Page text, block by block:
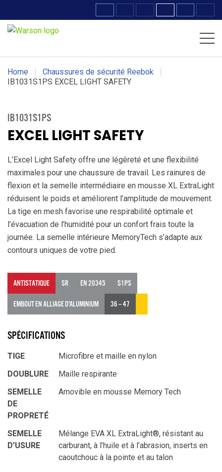
Chaussures DC WORK Crew
Home | Chaussures de sécurité Reebok
|
IB1031S1PS EXCEL LIGHT SAFETY
IB1031S1PS
EXCEL LIGHT SAFETY
L’Excel Light Safety offre une légèreté et une flexibilité
maximales pour une chaussure de travail. Les rainures de
flexion et la semelle intermédiaire en mousse XL ExtraLight
réduisent le poids et améliorent l’amplitude de mouvement.
La tige en mesh favorise une respirabilité optimale et
l’évacuation de l’humidité pour un confort frais toute la
journée. La semelle intérieure MemoryTech s’adapte aux
contours uniques de votre pied.
ANTISTATIQUE SR EN 20345 S1PS
EMBOUT EN ALLIAGE D'ALUMINIUM 36 – 47
SPÉCIFICATIONS
TIGE
Microfibre et maille en nylon
DOUBLURE
Maille respirante
SEMELLE
DE
PROPRETÉ
Amovible en mousse Memory Tech
SEMELLE
D’USURE
Mélange EVA XL ExtraLight®, résistant au
carburant, à l’huile et à l’abrasion, inserts en
caoutchouc à la pointe et au talon